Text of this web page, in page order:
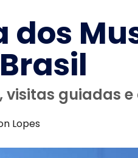
dos
visitas guiadas
Lopes